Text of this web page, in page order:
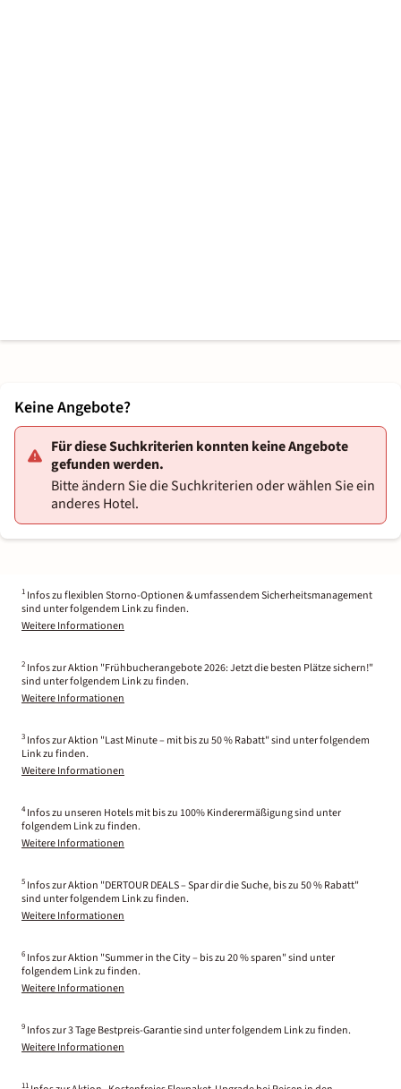
Keine Angebote?
Für diese Suchkriterien konnten keine Angebote
gefunden werden.
Bitte ändern Sie die Suchkriterien oder wählen Sie ein
anderes Hotel.
1 Infos zu flexiblen Storno-Optionen & umfassendem Sicherheitsmanagement
sind unter folgendem Link zu finden.
Weitere Informationen
2 Infos zur Aktion "Frühbucherangebote 2026: Jetzt die besten Plätze sichern!"
sind unter folgendem Link zu finden.
Weitere Informationen
3 Infos zur Aktion "Last Minute – mit bis zu 50 % Rabatt" sind unter folgendem
Link zu finden.
Weitere Informationen
4 Infos zu unseren Hotels mit bis zu 100% Kinderermäßigung sind unter
folgendem Link zu finden.
Weitere Informationen
5 Infos zur Aktion "DERTOUR DEALS – Spar dir die Suche, bis zu 50 % Rabatt"
sind unter folgendem Link zu finden.
Weitere Informationen
6 Infos zur Aktion "Summer in the City – bis zu 20 % sparen" sind unter
folgendem Link zu finden.
Weitere Informationen
9 Infos zur 3 Tage Bestpreis-Garantie sind unter folgendem Link zu finden.
Weitere Informationen
11